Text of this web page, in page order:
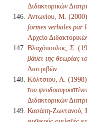
Διδακτορικών
Αντωνίου, Μ. (2000)
formes verbales par
Αρχείο
Βλαχόπουλος, Σ.
βάσει της θεωρίας
Διατριβών.
Κόλτσιου, Α. (1998)
του
Διδακτορικών
Κασάπη-Ζωντανού,